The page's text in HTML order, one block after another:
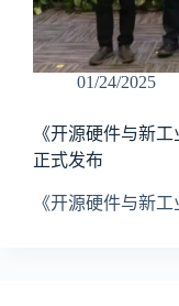
01/24/2025
《开源硬件与新
正式发布
《开源硬件与新